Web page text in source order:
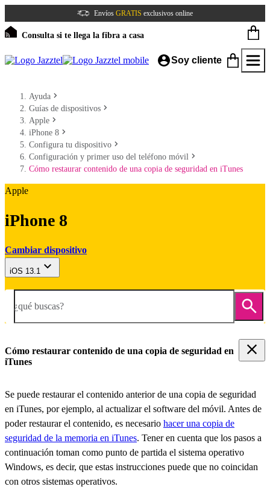
Envíos GRATIS exclusivos online
Consulta si te llega la fibra a casa
Soy cliente
Ayuda
Guías de dispositivos
Apple
iPhone 8
Configura tu dispositivo
Configuración y primer uso del teléfono móvil
Cómo restaurar contenido de una copia de seguridad en iTunes
Apple
iPhone 8
Cambiar dispositivo
iOS 13.1
¿qué buscas?
Cómo restaurar contenido de una copia de seguridad en
iTunes
Se puede restaurar el contenido anterior de una copia de seguridad
en iTunes, por ejemplo, al actualizar el software del móvil. Antes de
poder restaurar el contenido, es necesario hacer una copia de
seguridad de la memoria en iTunes. Tener en cuenta que los pasos a
continuación toman como punto de partida el sistema operativo
Windows, es decir, que estas instrucciones puede que no coincidan
con otros sistemas operativos.